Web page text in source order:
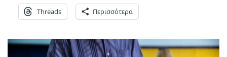
Threads Περισσότερα